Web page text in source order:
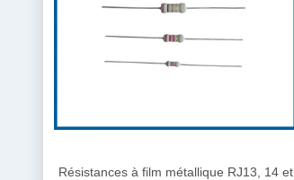
Résistances à film métallique RJ13, 14 et